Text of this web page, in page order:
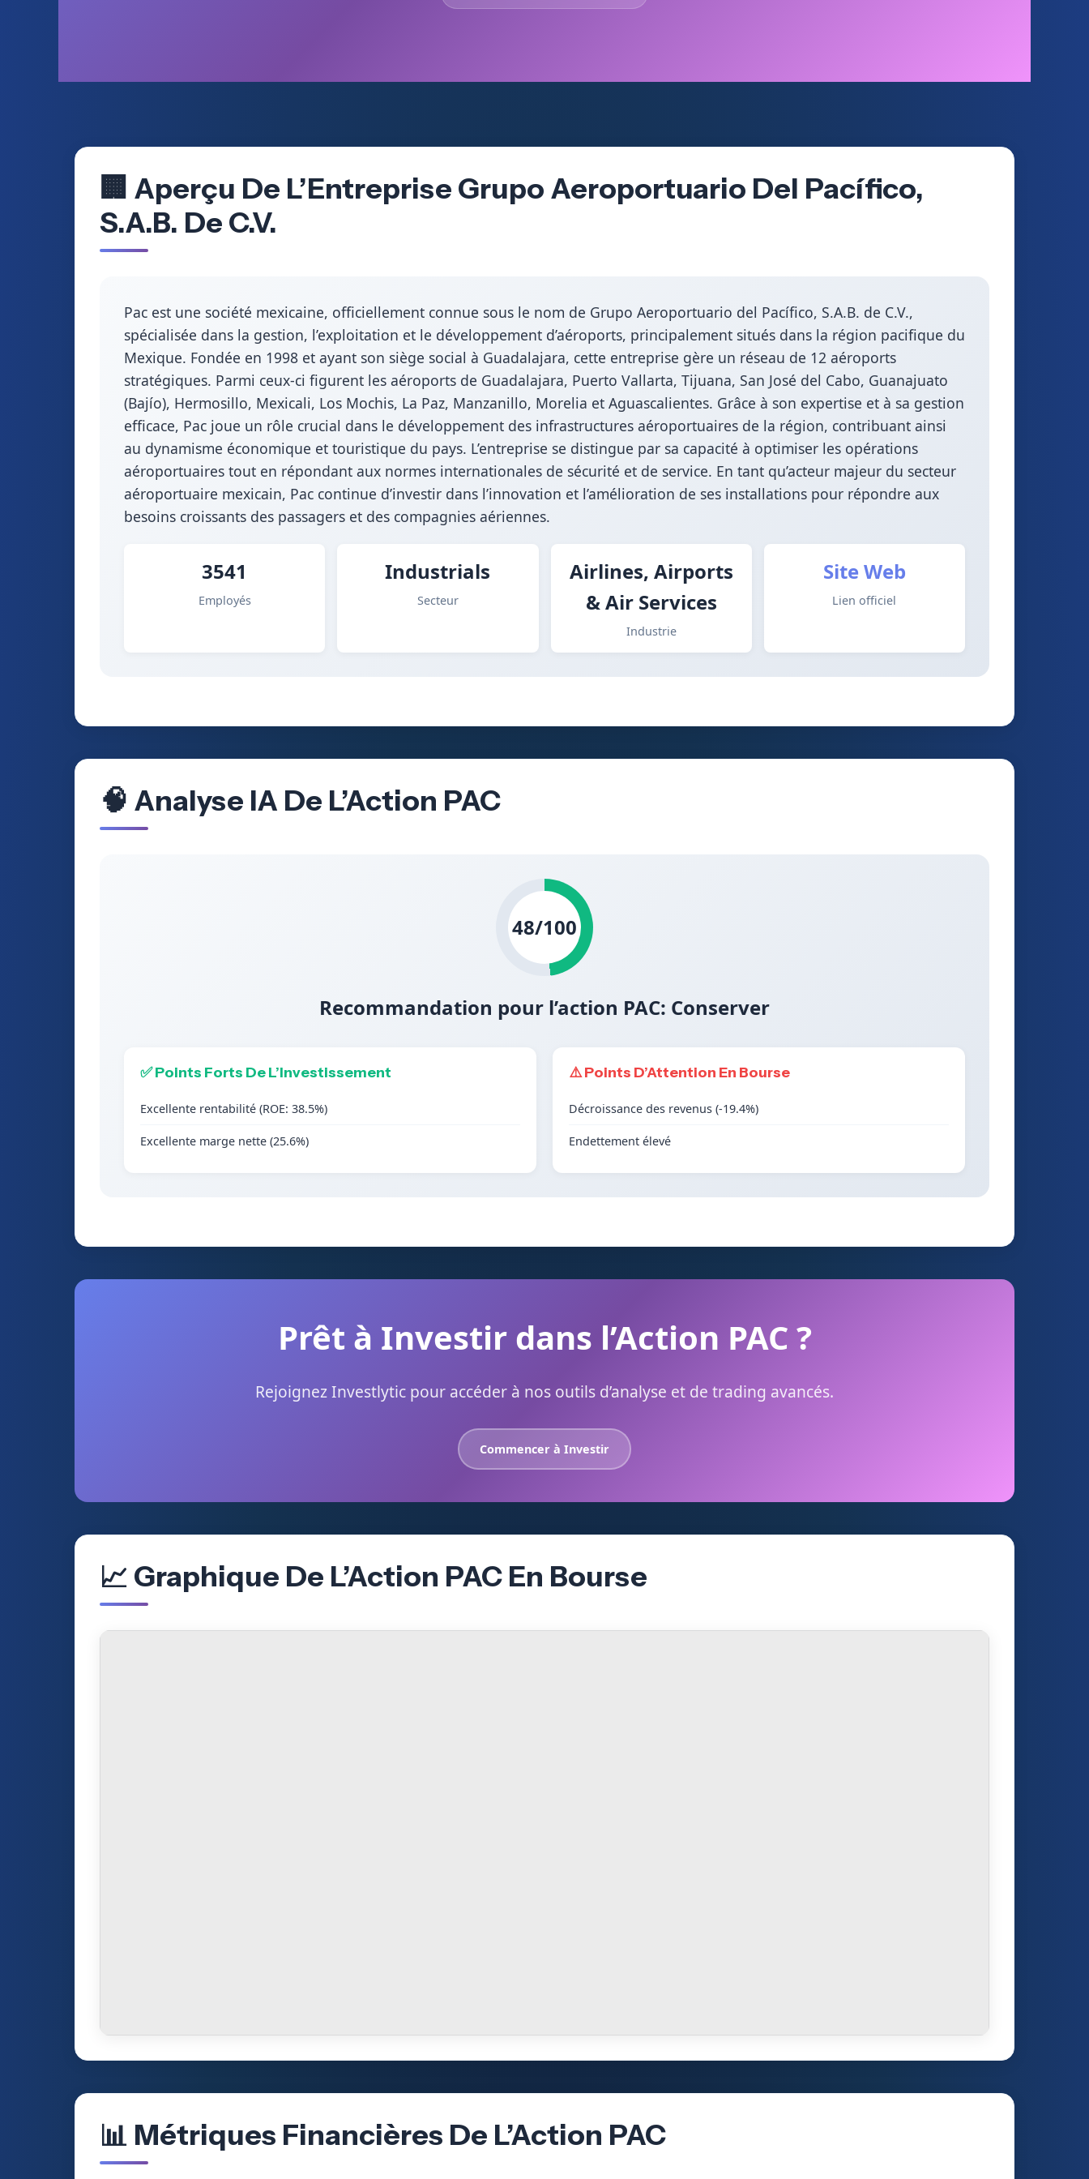
🏢 Aperçu De L’Entreprise Grupo Aeroportuario Del Pacífico,
S.A.B. De C.V.
Pac est une société mexicaine, officiellement connue sous le nom de Grupo Aeroportuario del Pacífico, S.A.B. de C.V.,
spécialisée dans la gestion, l’exploitation et le développement d’aéroports, principalement situés dans la région pacifique du
Mexique. Fondée en 1998 et ayant son siège social à Guadalajara, cette entreprise gère un réseau de 12 aéroports
stratégiques. Parmi ceux-ci figurent les aéroports de Guadalajara, Puerto Vallarta, Tijuana, San José del Cabo, Guanajuato
(Bajío), Hermosillo, Mexicali, Los Mochis, La Paz, Manzanillo, Morelia et Aguascalientes. Grâce à son expertise et à sa gestion
efficace, Pac joue un rôle crucial dans le développement des infrastructures aéroportuaires de la région, contribuant ainsi
au dynamisme économique et touristique du pays. L’entreprise se distingue par sa capacité à optimiser les opérations
aéroportuaires tout en répondant aux normes internationales de sécurité et de service. En tant qu’acteur majeur du secteur
aéroportuaire mexicain, Pac continue d’investir dans l’innovation et l’amélioration de ses installations pour répondre aux
besoins croissants des passagers et des compagnies aériennes.
3541
Employés
Industrials
Secteur
Airlines, Airports
& Air Services
Industrie
Site Web
Lien officiel
🧠 Analyse IA De L’Action PAC
48/100
Recommandation pour l’action PAC: Conserver
✅ Points Forts De L’Investissement
Excellente rentabilité (ROE: 38.5%)
Excellente marge nette (25.6%)
⚠️ Points D’Attention En Bourse
Décroissance des revenus (-19.4%)
Endettement élevé
Prêt à Investir dans l’Action PAC ?
Rejoignez Investlytic pour accéder à nos outils d’analyse et de trading avancés.
Commencer à Investir
📈 Graphique De L’Action PAC En Bourse
📊 Métriques Financières De L’Action PAC